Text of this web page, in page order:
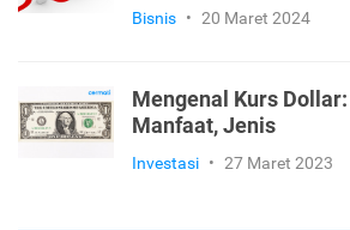
Bisnis • 20 Maret 2024
Mengenal Kurs
Manfaat, Jenis
Investasi • 27 Maret 2023